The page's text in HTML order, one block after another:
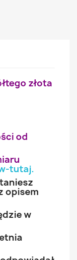
złota
od
tutaj.
opisem
w